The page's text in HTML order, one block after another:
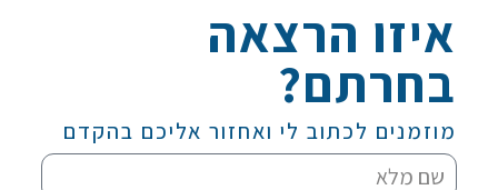
איזו הרצאה
בחרתם?
מוזמנים לכתוב לי ואחזור אליכם בהקדם